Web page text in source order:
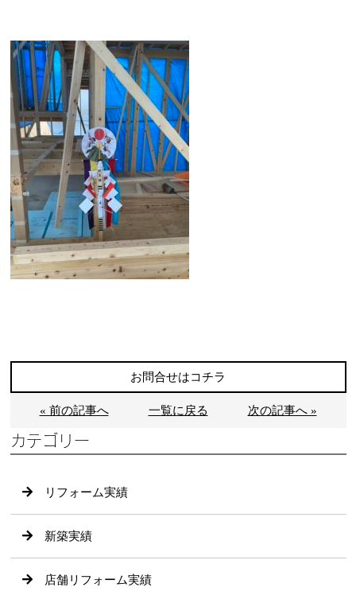
お問合せはコチラ
« 前の記事へ 一覧に戻る 次の記事へ »
カテゴリー
リフォーム実績
新築実績
店舗リフォーム実績